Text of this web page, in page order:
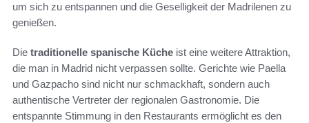
um sich zu entspannen und die Geselligkeit der Madrilenen zu
genießen.
Die traditionelle spanische Küche ist eine weitere Attraktion,
die man in Madrid nicht verpassen sollte. Gerichte wie Paella
und Gazpacho sind nicht nur schmackhaft, sondern auch
authentische Vertreter der regionalen Gastronomie. Die
entspannte Stimmung in den Restaurants ermöglicht es den